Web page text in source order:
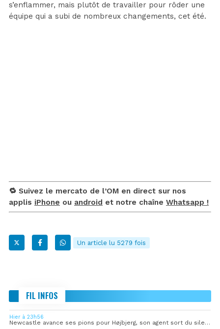
s’enflammer, mais plutôt de travailler pour rôder une
équipe qui a subi de nombreux changements, cet été.
🔁 Suivez le mercato de l’OM en direct sur nos
applis iPhone ou android et notre chaîne Whatsapp !
Un article lu 5279 fois
FIL INFOS
Hier à 23h56
Newcastle avance ses pions pour Højbjerg, son agent sort du silence